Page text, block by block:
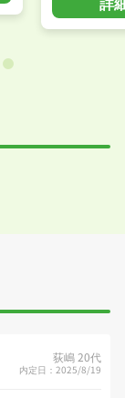
荻嶋 20代
内定日：2025/8/19